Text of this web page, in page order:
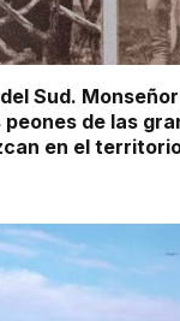
Sud.
peones de las
en el